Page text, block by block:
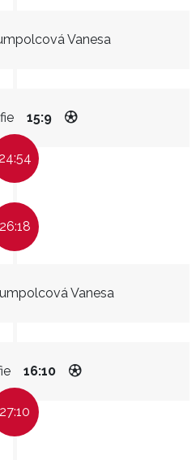
Vanesa
15:9
24:54
26:18
Vanesa
16:10
27:10